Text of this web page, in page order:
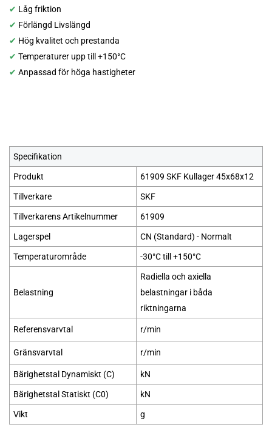
✔ Låg friktion
✔ Förlängd Livslängd
✔ Hög kvalitet och prestanda
✔ Temperaturer upp till +150°C
✔ Anpassad för höga hastigheter
Specifikation
Produkt 61909 SKF Kullager 45x68x12
Tillverkare SKF
Tillverkarens Artikelnummer 61909
Lagerspel CN (Standard) - Normalt
Temperaturområde -30°C till +150°C
Belastning
Radiella och axiella
belastningar i båda
riktningarna
Referensvarvtal r/min
Gränsvarvtal r/min
Bärighetstal Dynamiskt (C) kN
Bärighetstal Statiskt (C0) kN
Vikt g